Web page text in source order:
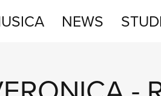
NEWS